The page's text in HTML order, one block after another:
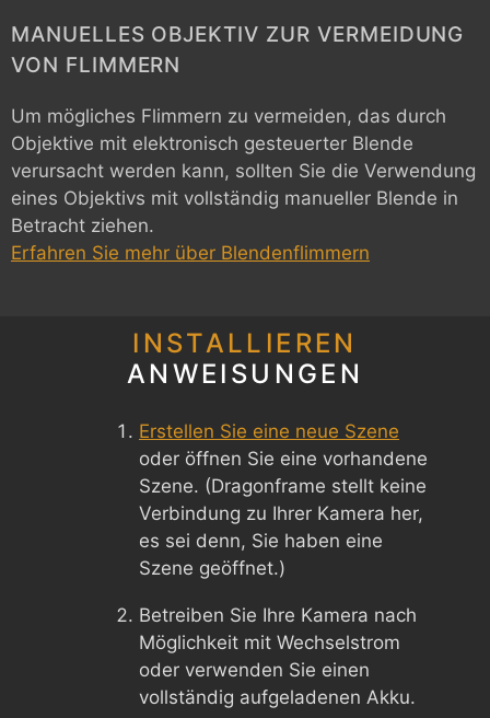
MANUELLES OBJEKTIV ZUR VERMEIDUNG
VON FLIMMERN
Um mögliches Flimmern zu vermeiden, das durch
Objektive mit elektronisch gesteuerter Blende
verursacht werden kann, sollten Sie die Verwendung
eines Objektivs mit vollständig manueller Blende in
Betracht ziehen.
Erfahren Sie mehr über Blendenflimmern
INSTALLIEREN
ANWEISUNGEN
Erstellen Sie eine neue Szene
oder öffnen Sie eine vorhandene
Szene. (Dragonframe stellt keine
Verbindung zu Ihrer Kamera her,
es sei denn, Sie haben eine
Szene geöffnet.)
Betreiben Sie Ihre Kamera nach
Möglichkeit mit Wechselstrom
oder verwenden Sie einen
vollständig aufgeladenen Akku.